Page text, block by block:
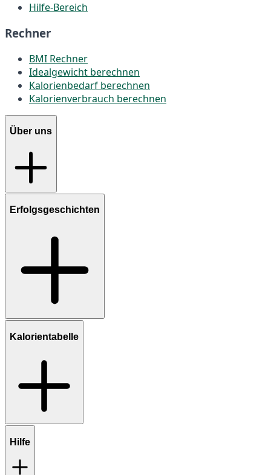
Hilfe-Bereich
Rechner
BMI Rechner
Idealgewicht berechnen
Kalorienbedarf berechnen
Kalorienverbrauch berechnen
Über uns
Erfolgsgeschichten
Kalorientabelle
Hilfe